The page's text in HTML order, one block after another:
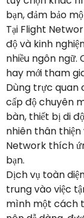
bạn, đảm bảo
Tại Flight
độ và kinh
nhiều ngôn ngữ.
hay mới tham
Dùng trực quan
cấp độ chuyên
bàn, thiết bị di
nhiên thân thiện
Network thích
bạn.
Dịch vụ toàn
trung vào việc
mình một cách